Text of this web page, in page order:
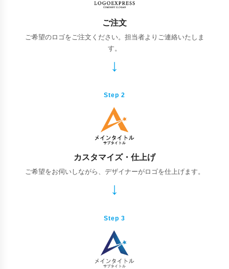
ご注文
ご希望のロゴをご注文ください。担当者よりご連絡いたしま
す。
Step 2
カスタマイズ・仕上げ
ご希望をお伺いしながら、デザイナーがロゴを仕上げます。
Step 3